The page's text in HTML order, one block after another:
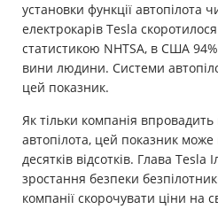
установки функції автопілота
електрокарів Tesla
статистикою NHTSA, в США 94%
вини людини. Системи
цей показник.
Як тільки компанія
автопілота, цей показник
десятків відсотків. Глава Tesla
зростання безпеки
компанії скорочувати ціни на